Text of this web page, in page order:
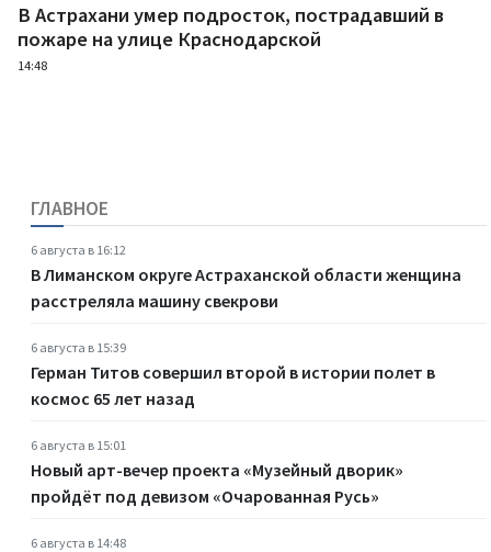
В Астрахани умер подросток, пострадавший в
пожаре на улице Краснодарской
14:48
ГЛАВНОЕ
6 августа в 16:12
В Лиманском округе Астраханской области женщина
расстреляла машину свекрови
6 августа в 15:39
Герман Титов совершил второй в истории полет в
космос 65 лет назад
6 августа в 15:01
Новый арт-вечер проекта «Музейный дворик»
пройдёт под девизом «Очарованная Русь»
6 августа в 14:48